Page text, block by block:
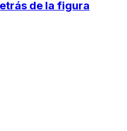
de la figura